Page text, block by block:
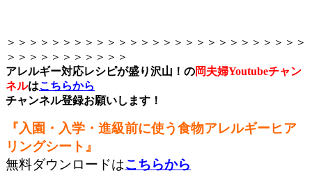
＞＞＞＞＞＞＞＞＞＞＞＞＞＞＞＞＞＞＞＞＞＞＞＞＞＞＞
＞＞＞＞＞＞＞＞＞＞＞
アレルギー対応レシピが盛り沢山！の岡夫婦Youtubeチャン
ネルはこちらから
チャンネル登録お願いします！
『入園・入学・進級前に使う食物アレルギーヒア
リングシート』
無料ダウンロードはこちらから